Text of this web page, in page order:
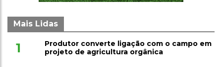
Mais Lidas
1
Produtor converte ligação com o campo em
projeto de agricultura orgânica